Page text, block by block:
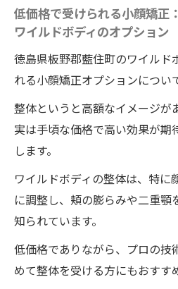
低価格で受けられる小顔矯正
ワイルドボディのオプション
徳島県板野郡藍住町のワイルド
れる小顔矯正オプションについ
整体というと高額なイメージが
実は手頃な価格で高い効果が期
します。
ワイルドボディの整体は、特に
に調整し、頬の膨らみや二重顎
知られています。
低価格でありながら、プロの技
めて整体を受ける方にもおすす